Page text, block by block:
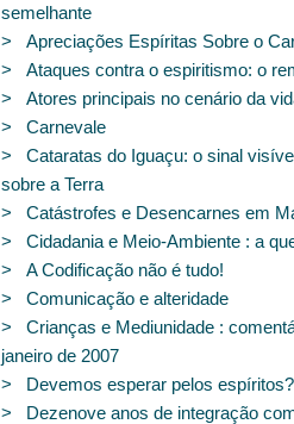
semelhante
> Apreciações Espíritas Sobre o
> Ataques contra o espiritismo: o
> Atores principais no cenário da
> Carnevale
> Cataratas do Iguaçu: o sinal
sobre a Terra
> Catástrofes e Desencarnes em
> Cidadania e Meio-Ambiente : a
> A Codificação não é tudo!
> Comunicação e alteridade
> Crianças e Mediunidade :
janeiro de 2007
> Devemos esperar pelos espíritos?
> Dezenove anos de integração